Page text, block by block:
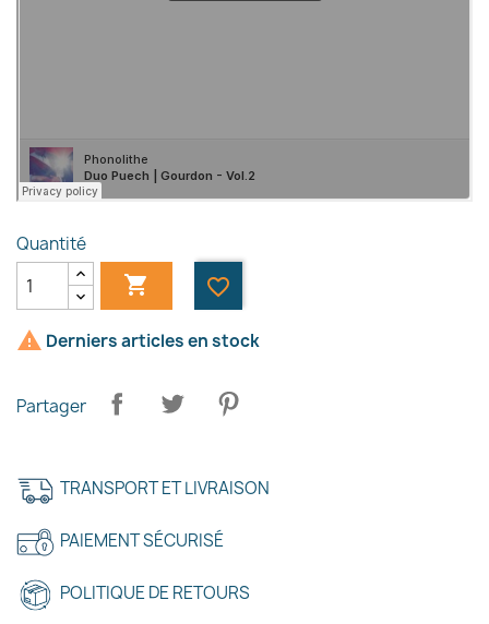
Quantité
 favorite_border
 Derniers articles en stock
Partager
TRANSPORT ET LIVRAISON
PAIEMENT SÉCURISÉ
POLITIQUE DE RETOURS